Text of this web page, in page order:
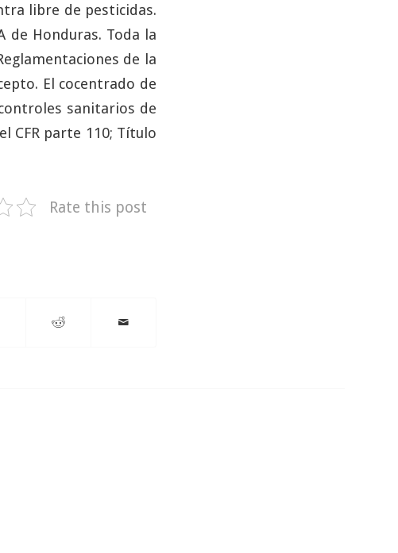
libre de pesticidas.
de Honduras. Toda la
de la
El cocentrado de
sanitarios de
CFR parte 110; Título
Rate this post